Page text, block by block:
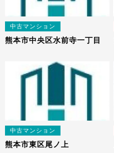
中古マンション
熊本市中央区水前寺一丁目
中古マンション
熊本市東区尾ノ上